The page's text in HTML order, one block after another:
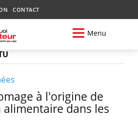
CONTACT
Menu
à l'origine de
dans les